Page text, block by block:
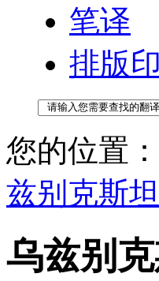
笔译
排版
您的位置：
兹别克斯
乌兹别